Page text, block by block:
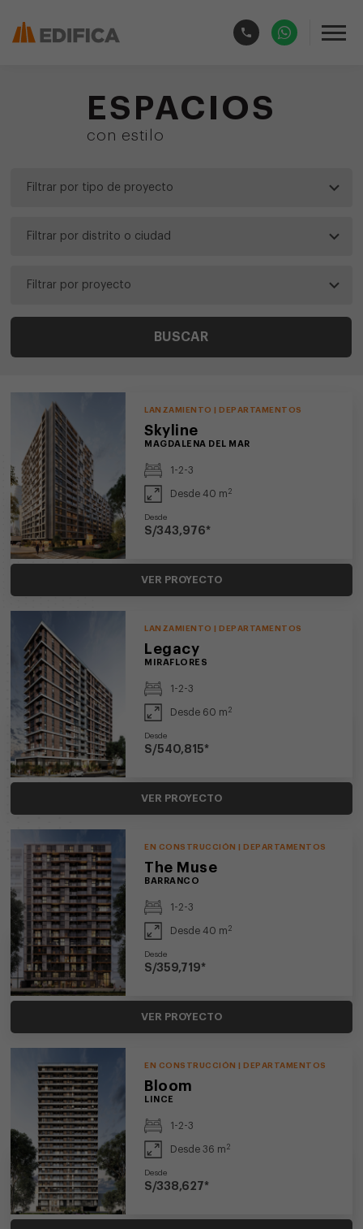
ESPACIOS
con estilo
BUSCAR
LANZAMIENTO | DEPARTAMENTOS
Skyline
MAGDALENA DEL MAR
1-2-3
Desde 40 m 2
Desde
S/343,976*
VER PROYECTO
LANZAMIENTO | DEPARTAMENTOS
Legacy
MIRAFLORES
1-2-3
Desde 60 m 2
Desde
S/540,815*
VER PROYECTO
EN CONSTRUCCIÓN | DEPARTAMENTOS
The Muse
BARRANCO
1-2-3
Desde 40 m 2
Desde
S/359,719*
VER PROYECTO
EN CONSTRUCCIÓN | DEPARTAMENTOS
Bloom
LINCE
1-2-3
Desde 36 m 2
Desde
S/338,627*